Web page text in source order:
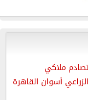
تصادم ملاكي
أسوان القاهرة